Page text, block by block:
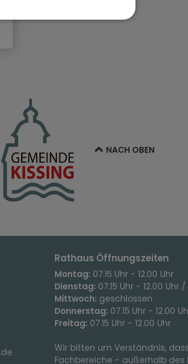
NACH OBEN
Rathaus Öffnungszeiten
Montag: 07.15 Uhr - 12.00 Uhr
Dienstag: 07.15 Uhr - 12.00 Uhr
Mittwoch: geschlossen
Donnerstag: 07.15 Uhr - 12.00
Freitag: 07.15 Uhr - 12.00 Uhr
Wir bitten um Verständnis,
Fachbereiche - außerhalb